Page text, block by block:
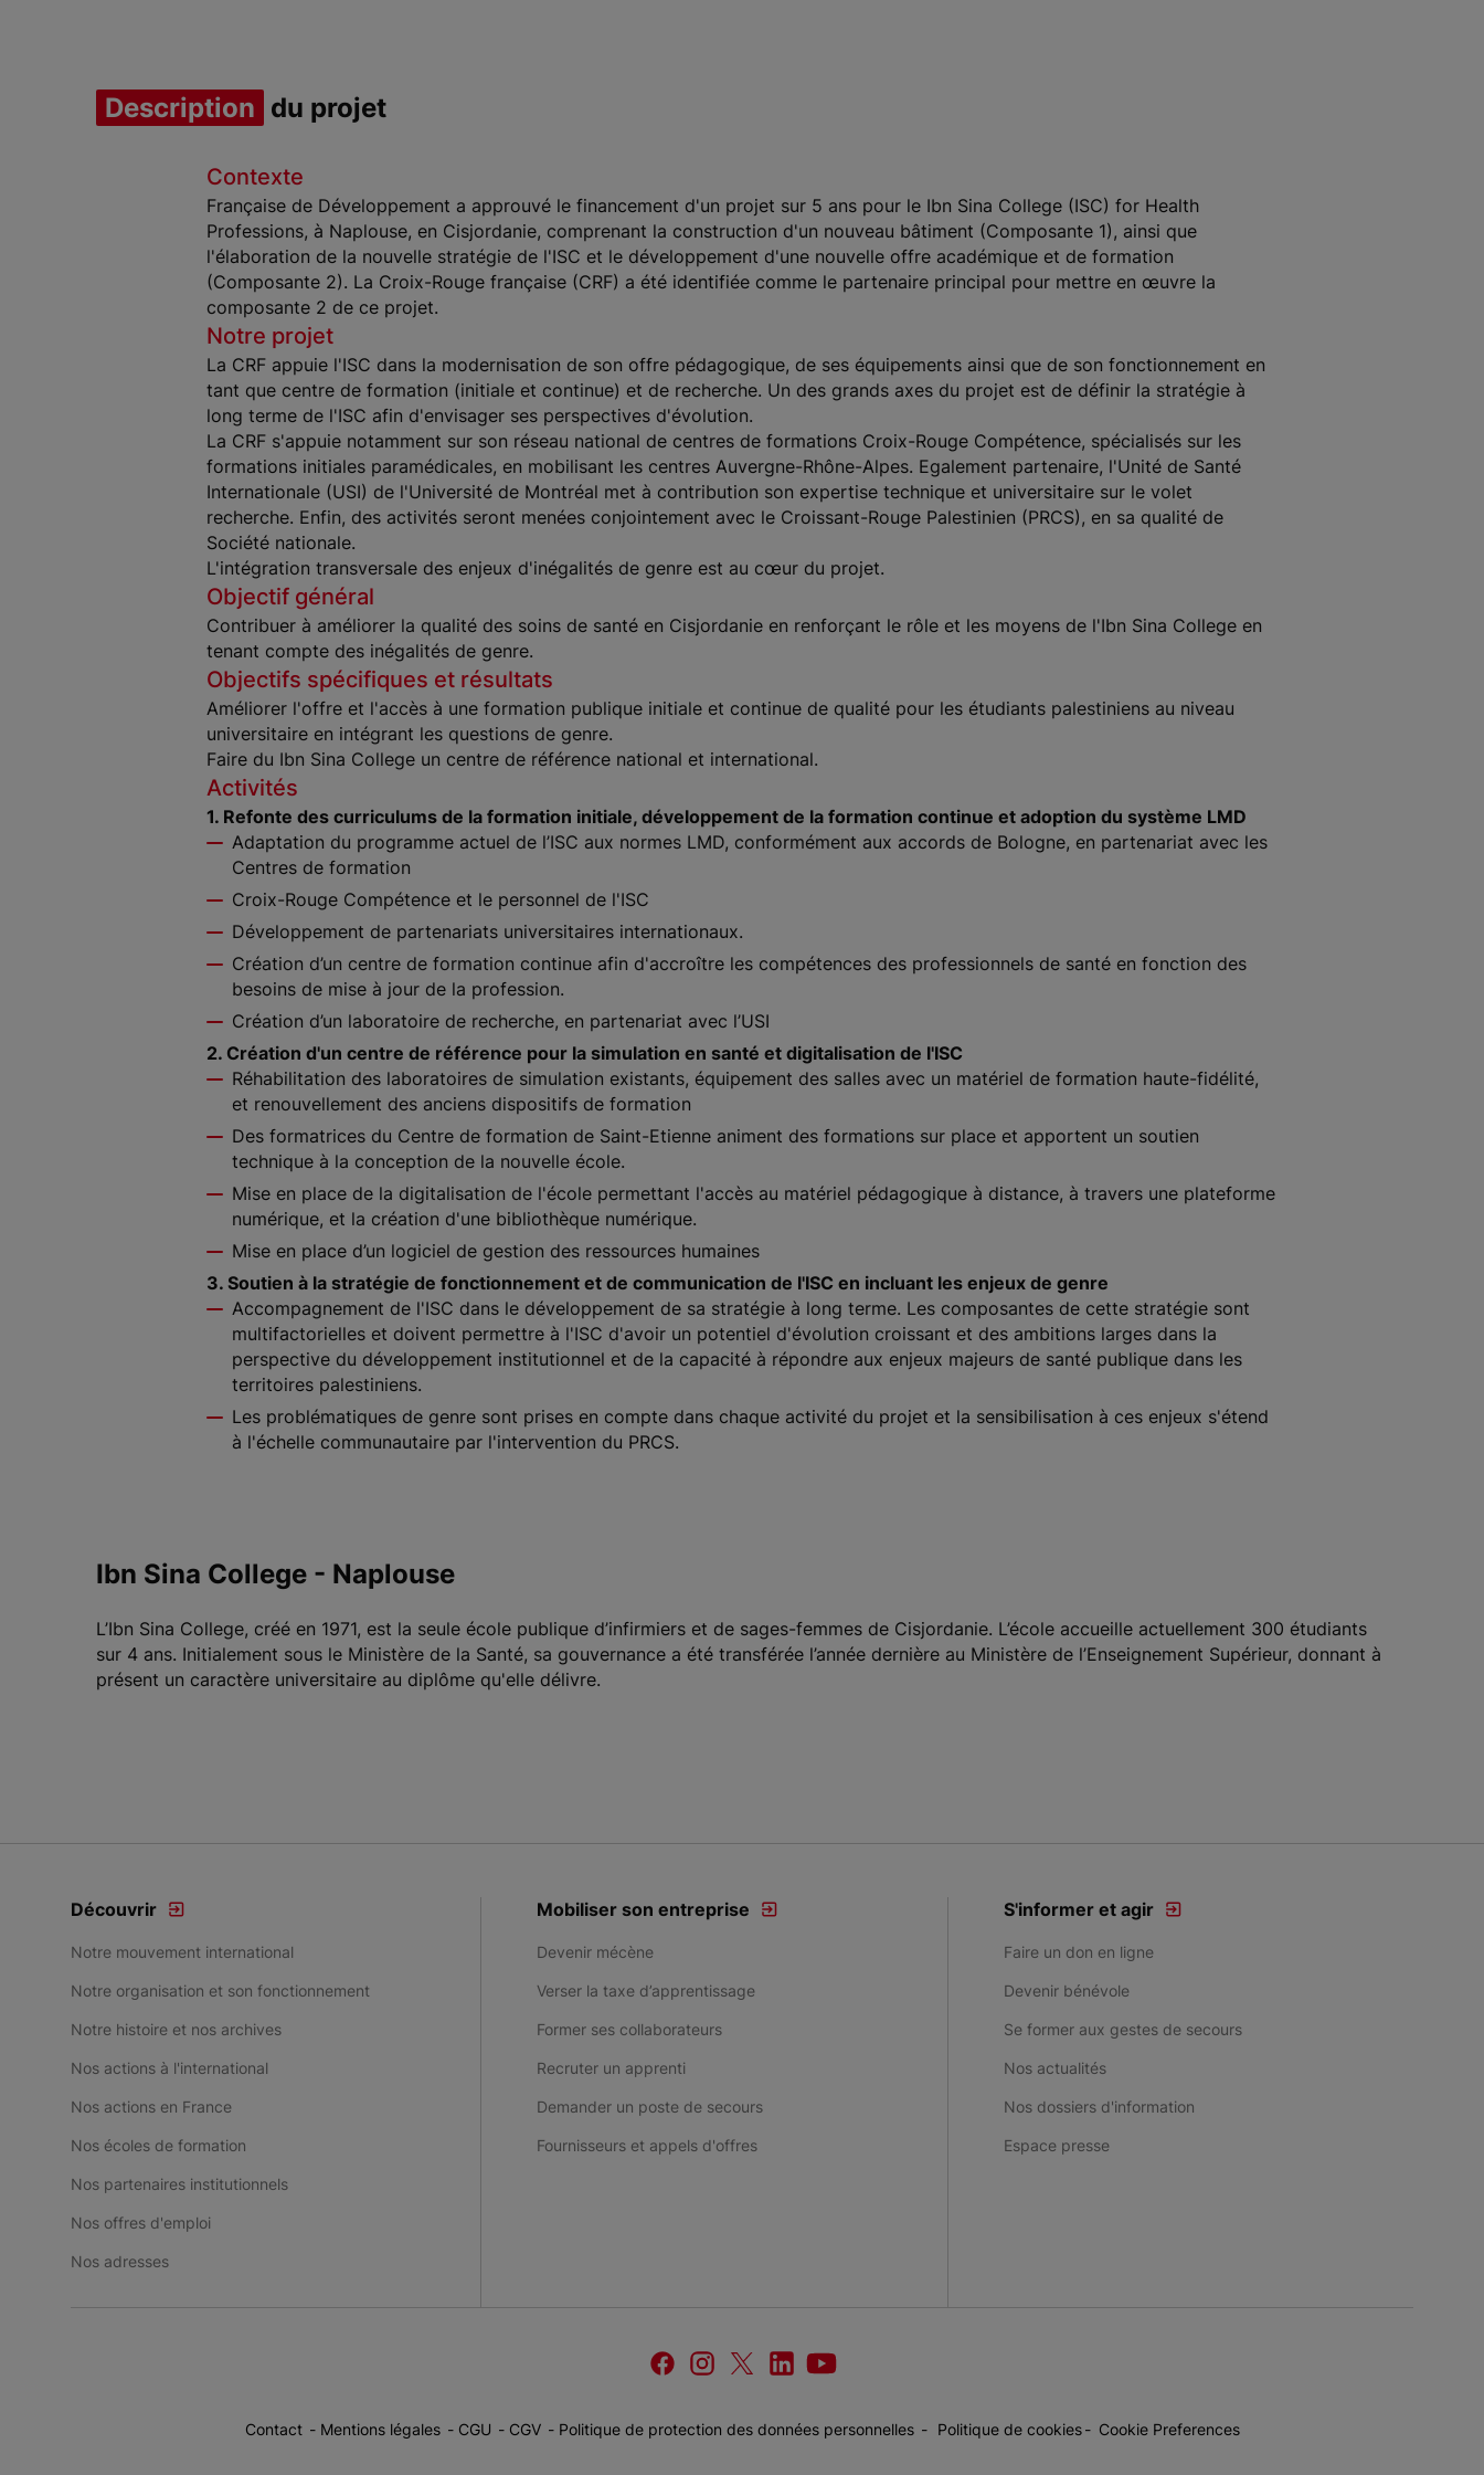
Description du projet
Contexte
Française de Développement a approuvé le financement d'un projet sur 5 ans pour le Ibn Sina College (ISC) for Health
Professions, à Naplouse, en Cisjordanie, comprenant la construction d'un nouveau bâtiment (Composante 1), ainsi que
l'élaboration de la nouvelle stratégie de l'ISC et le développement d'une nouvelle offre académique et de formation
(Composante 2). La Croix-Rouge française (CRF) a été identifiée comme le partenaire principal pour mettre en œuvre la
composante 2 de ce projet.
Notre projet
La CRF appuie l'ISC dans la modernisation de son offre pédagogique, de ses équipements ainsi que de son fonctionnement en
tant que centre de formation (initiale et continue) et de recherche. Un des grands axes du projet est de définir la stratégie à
long terme de l'ISC afin d'envisager ses perspectives d'évolution.
La CRF s'appuie notamment sur son réseau national de centres de formations Croix-Rouge Compétence, spécialisés sur les
formations initiales paramédicales, en mobilisant les centres Auvergne-Rhône-Alpes. Egalement partenaire, l'Unité de Santé
Internationale (USI) de l'Université de Montréal met à contribution son expertise technique et universitaire sur le volet
recherche. Enfin, des activités seront menées conjointement avec le Croissant-Rouge Palestinien (PRCS), en sa qualité de
Société nationale.
L'intégration transversale des enjeux d'inégalités de genre est au cœur du projet.
Objectif général
Contribuer à améliorer la qualité des soins de santé en Cisjordanie en renforçant le rôle et les moyens de l'Ibn Sina College en
tenant compte des inégalités de genre.
Objectifs spécifiques et résultats
Améliorer l'offre et l'accès à une formation publique initiale et continue de qualité pour les étudiants palestiniens au niveau
universitaire en intégrant les questions de genre.
Faire du Ibn Sina College un centre de référence national et international.
Activités
1. Refonte des curriculums de la formation initiale, développement de la formation continue et adoption du système LMD
Adaptation du programme actuel de l’ISC aux normes LMD, conformément aux accords de Bologne, en partenariat avec les
Centres de formation
Croix-Rouge Compétence et le personnel de l'ISC
Développement de partenariats universitaires internationaux.
Création d’un centre de formation continue afin d'accroître les compétences des professionnels de santé en fonction des
besoins de mise à jour de la profession.
Création d’un laboratoire de recherche, en partenariat avec l’USI
2. Création d'un centre de référence pour la simulation en santé et digitalisation de l'ISC
Réhabilitation des laboratoires de simulation existants, équipement des salles avec un matériel de formation haute-fidélité,
et renouvellement des anciens dispositifs de formation
Des formatrices du Centre de formation de Saint-Etienne animent des formations sur place et apportent un soutien
technique à la conception de la nouvelle école.
Mise en place de la digitalisation de l'école permettant l'accès au matériel pédagogique à distance, à travers une plateforme
numérique, et la création d'une bibliothèque numérique.
Mise en place d’un logiciel de gestion des ressources humaines
3. Soutien à la stratégie de fonctionnement et de communication de l'ISC en incluant les enjeux de genre
Accompagnement de l'ISC dans le développement de sa stratégie à long terme. Les composantes de cette stratégie sont
multifactorielles et doivent permettre à l'ISC d'avoir un potentiel d'évolution croissant et des ambitions larges dans la
perspective du développement institutionnel et de la capacité à répondre aux enjeux majeurs de santé publique dans les
territoires palestiniens.
Les problématiques de genre sont prises en compte dans chaque activité du projet et la sensibilisation à ces enjeux s'étend
à l'échelle communautaire par l'intervention du PRCS.
Ibn Sina College - Naplouse
L’Ibn Sina College, créé en 1971, est la seule école publique d’infirmiers et de sages-femmes de Cisjordanie. L’école accueille actuellement 300 étudiants
sur 4 ans. Initialement sous le Ministère de la Santé, sa gouvernance a été transférée l’année dernière au Ministère de l’Enseignement Supérieur, donnant à
présent un caractère universitaire au diplôme qu'elle délivre.
Découvrir
Notre mouvement international
Notre organisation et son fonctionnement
Notre histoire et nos archives
Nos actions à l'international
Nos actions en France
Nos écoles de formation
Nos partenaires institutionnels
Nos offres d'emploi
Nos adresses
Mobiliser son entreprise
Devenir mécène
Verser la taxe d’apprentissage
Former ses collaborateurs
Recruter un apprenti
Demander un poste de secours
Fournisseurs et appels d'offres
S'informer et agir
Faire un don en ligne
Devenir bénévole
Se former aux gestes de secours
Nos actualités
Nos dossiers d'information
Espace presse
facebook
française
instagram
française
twitter
française
linkedin
française
youtube
française
Contact Mentions légales CGU CGV Politique de protection des données personnelles Politique de cookies Cookie Preferences